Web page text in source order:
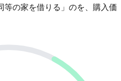
等の家を借りる」のを、購入価